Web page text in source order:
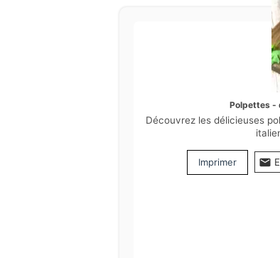
Polpettes -
Découvrez les délicieuses
Imprimer